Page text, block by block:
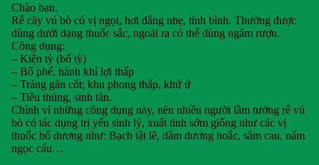
Chào bạn.
Rễ cây vú bò có vị ngọt, hơi đắng nhẹ, tính bình. Thường được
dùng dưới dạng thuốc sắc, ngoài ra có thể dùng ngâm rượu.
Công dụng:
– Kiện tỳ (bổ tỳ)
– Bổ phế, hành khí lợi thấp
– Tráng gân cốt; khu phong thấp, khứ ứ
– Tiêu thũng, sinh tân.
Chính vì những công dụng này, nên nhiều người lầm tưởng rễ vú
bò có tác dụng trị yếu sinh lý, xuất tinh sớm giống như các vị
thuốc bổ dương như: Bạch tật lê, dâm dương hoắc, sâm cau, nấm
ngọc cẩu…